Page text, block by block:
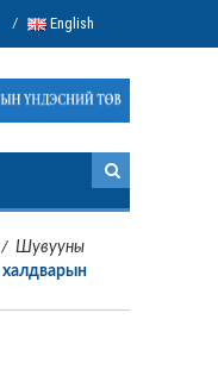
/ English
/ Шувууны